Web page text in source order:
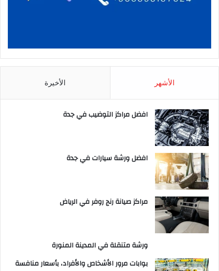
الأشهر الأخيرة
افضل مراكز التوضيب في جدة
افضل ورشة سيارات في جدة
مراكز صيانة رنج روفر في الرياض
ورشة متنقلة في المدينة المنورة
بوابات مرور الأشخاص والأفراد، بأسعار منافسة